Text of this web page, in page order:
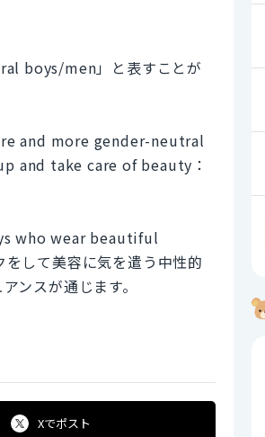
boys/men」と表すことが
and more gender-neutral
and take care of beauty：
who wear beautiful
して美容に気を遣う中性的
ンスが通じます。
Xでポスト